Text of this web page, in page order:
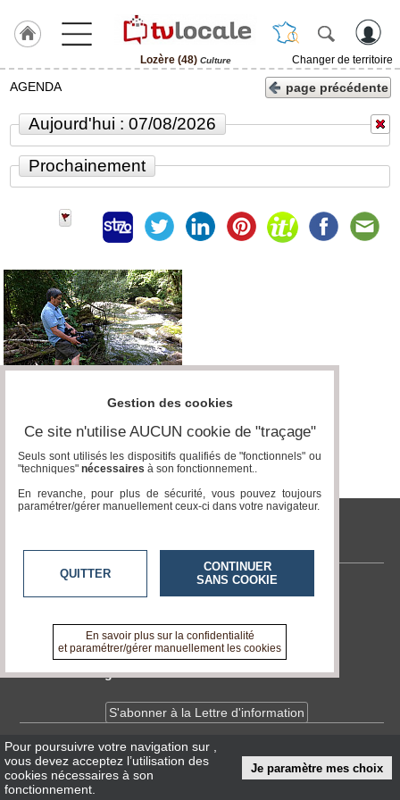
Lozère (48) Culture
Changer de territoire
J'adhère
ACCUEIL
Lozère
(48)
RUBRIQUES
Agenda
du
groupe
Blogs
Inscription
AGENDA page précédente
Aujourd'hui : 07/08/2026
Prochainement
tvlocale.fr
Contactez-nous
A propos de tvlocale.fr
Devenir délégué
S'abonner à la Lettre d'information
InfosCNIL/RGPD
Conditions Générales d'Utilisation
Pour poursuivre votre navigation sur
vous devez acceptez l’utilisation des
cookies nécessaires à son
fonctionnement.
Je paramètre mes choix
Gestion des cookies
Ce site n'utilise AUCUN cookie de "traçage"
Seuls sont utilisés les dispositifs qualifiés de "fonctionnels" ou
"techniques" nécessaires à son fonctionnement..
En revanche, pour plus de sécurité, vous pouvez toujours
paramétrer/gérer manuellement ceux-ci dans votre navigateur.
QUITTER
CONTINUER
SANS COOKIE
En savoir plus sur la confidentialité
et paramétrer/gérer manuellement les cookies